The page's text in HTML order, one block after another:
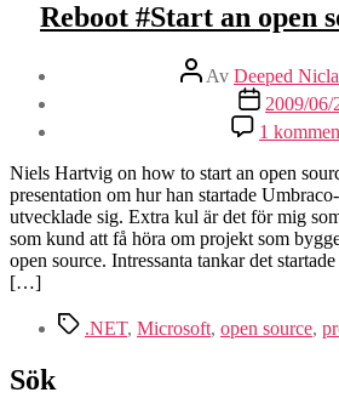
Reboot #Start an open
Inläggsförfattare
Av Deeped
Inläggsdatum
2009/06/
1
Niels Hartvig on how to start an open
presentation om hur han startade
utvecklade sig. Extra kul är det för mig
som kund att få höra om projekt som
open source. Intressanta tankar det
[…]
Etiketter
.NET, Microsoft, open source,
Sök